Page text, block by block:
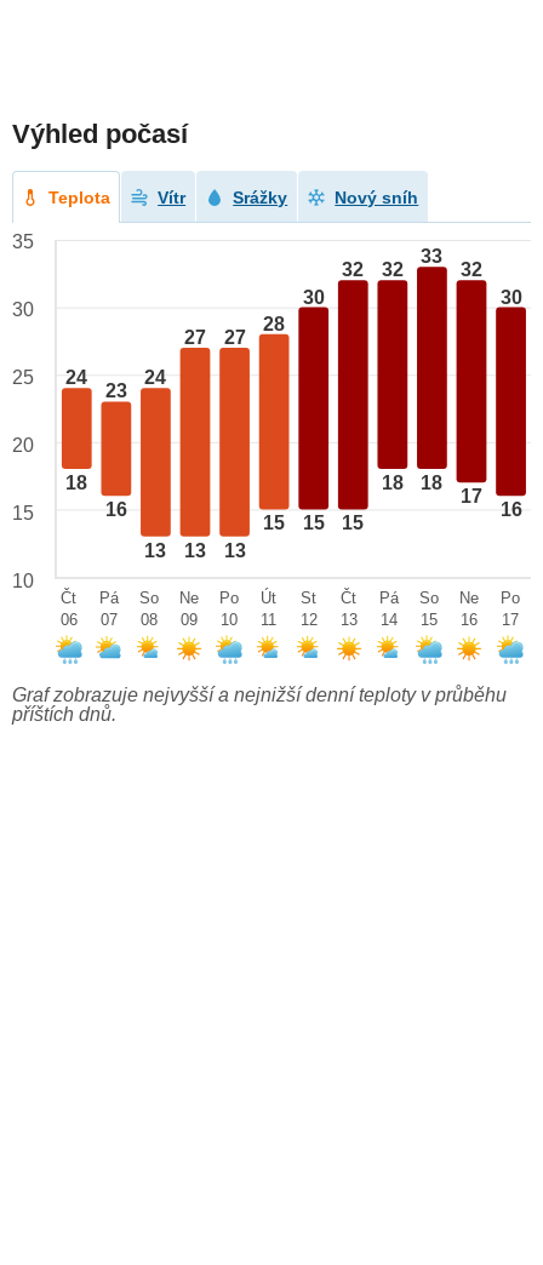
Výhled počasí
Teplota Vítr Srážky Nový sníh
24
18
23
16
24
13
27
13
27
13
28
15
30
15
32
15
32
18
33
18
32
17
30
16
35
30
25
20
15
10
Čt
06
Pá
07
So
08
Ne
09
Po
10
Út
11
St
12
Čt
13
Pá
14
So
15
Ne
16
Po
17
Graf zobrazuje nejvyšší a nejnižší denní teploty v průběhu
příštích dnů.